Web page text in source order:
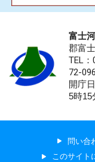
富士
郡富
TEL：
72-
開庁
5時15
問い合
このサイト